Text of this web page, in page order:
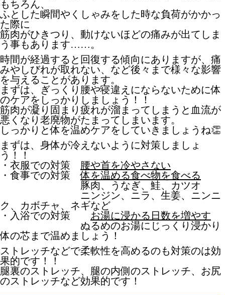
もちろん、
ふとした瞬間やくしゃみをした時な負荷がかかっ
た際に
筋肉がひきつり、動けないほどの痛みが出てしま
う事もあります……。
時間が経過すると回復する傾向にありますが、 痛
みやしびれが取れない、など後々まで様々な影響
を与えることがあります。
まずは、ぎっくり腰や寝違えにならないために体
のケアをしっかりしましょう！！
筋肉が凝り固まり疲れが溜まってしまうと血流が
悪くなり老廃物がたまってしまいます。
しっかりと体を温めケアをしていきましょうね👏
まずは、身体が冷えないように対策しましょ
う！！
・衣服での対策 腰や首を冷やさない
・食事での対策
体を温める食べ物を食べる
豚肉、うなぎ、鮭、カツオ
ニンジン、ニラ、生姜、ニンニ
ク、カボチャ、ネギなど
・入浴での対策
お湯に浸かる日数を増やす
ぬるめのお湯にじっくり浸かり
体の芯まで温めましょう！
ストレッチなどで柔軟性を高めるのも対策のは効
果的です！！
腿裏のストレッチ、腿の内側のストレッチ、お尻
のストレッチなど効果的です！